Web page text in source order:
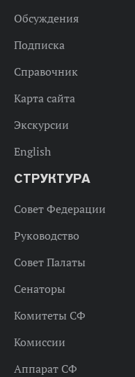
Обсуждения
Подписка
Справочник
Карта сайта
Экскурсии
English
СТРУКТУРА
Совет Федерации
Руководство
Совет Палаты
Сенаторы
Комитеты СФ
Комиссии
Аппарат СФ